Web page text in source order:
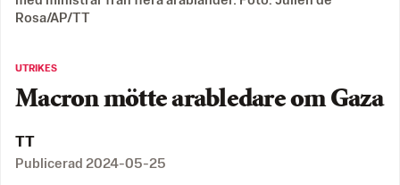
Rosa/AP/TT
UTRIKES
Macron mötte arabledare om Gaza
TT
Publicerad 2024-05-25